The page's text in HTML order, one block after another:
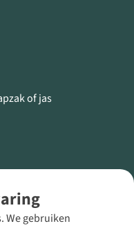
We gebruiken
of jas